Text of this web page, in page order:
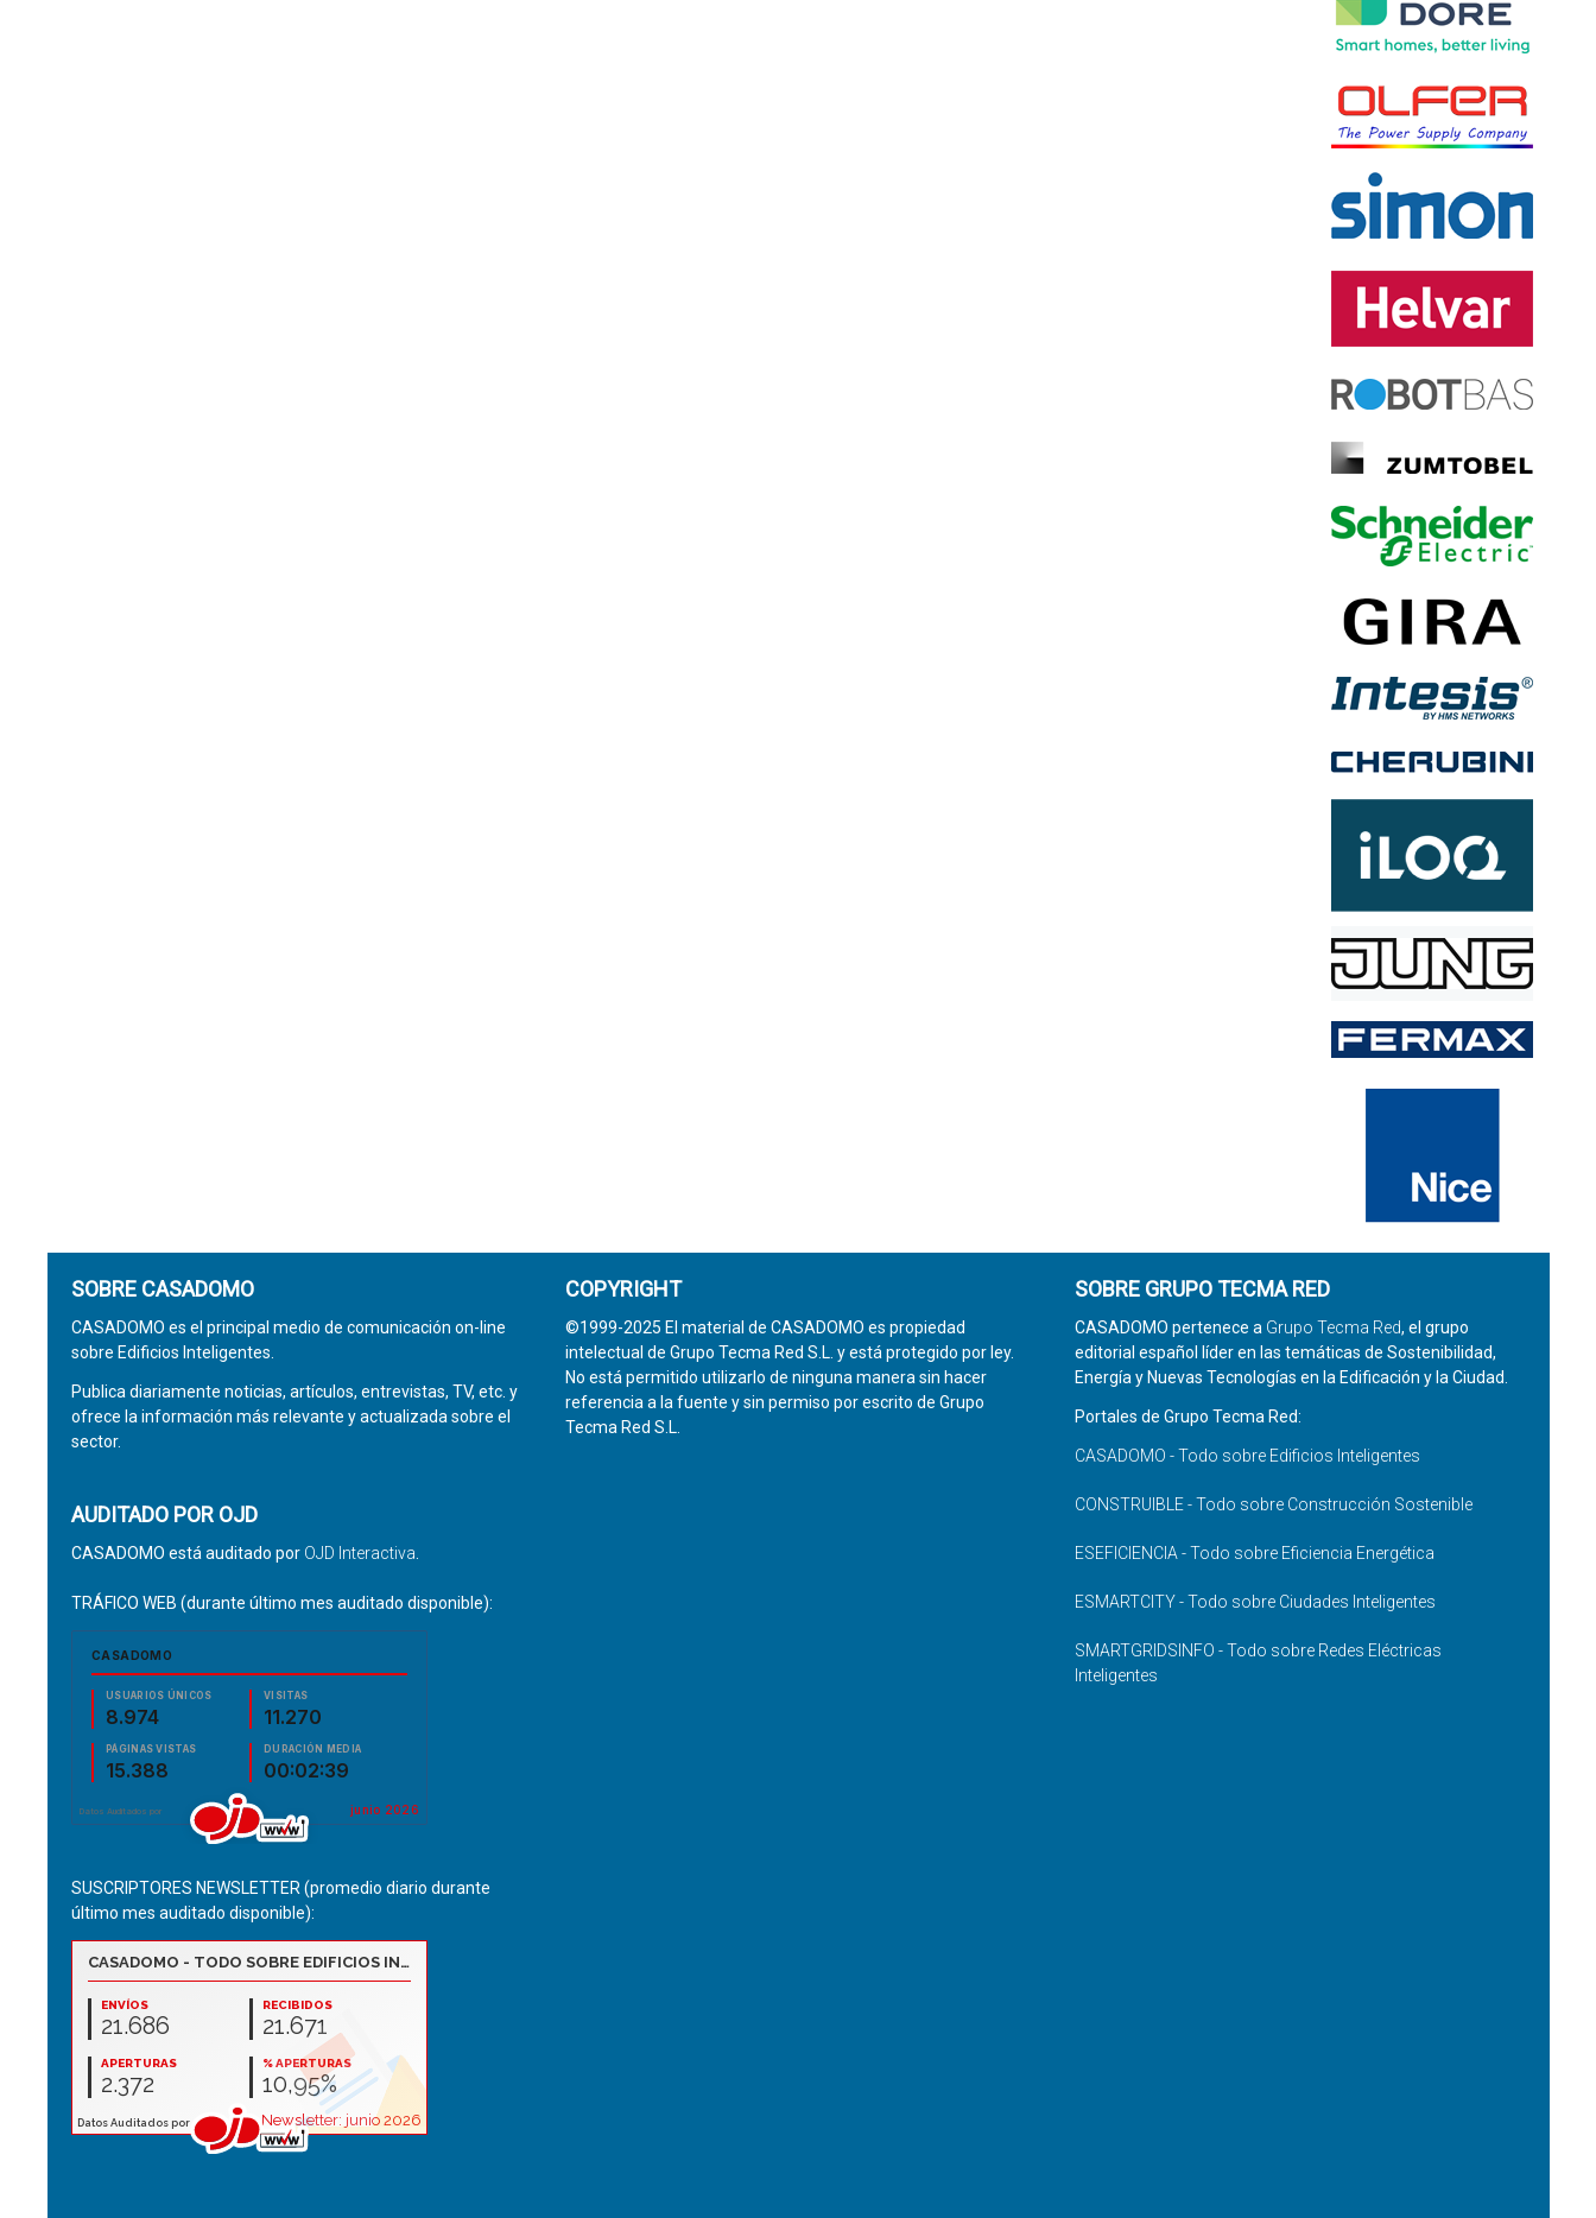
SOBRE CASADOMO
CASADOMO es el principal medio de comunicación on-line
sobre Edificios Inteligentes.
Publica diariamente noticias, artículos, entrevistas, TV, etc. y
ofrece la información más relevante y actualizada sobre el
sector.
AUDITADO POR OJD
CASADOMO está auditado por OJD Interactiva
TRÁFICO WEB (durante último mes auditado disponible):
SUSCRIPTORES NEWSLETTER (promedio diario durante
último mes auditado disponible):
COPYRIGHT
©1999-2025 El material de CASADOMO es propiedad
intelectual de Grupo Tecma Red S.L. y está protegido por ley.
No está permitido utilizarlo de ninguna manera sin hacer
referencia a la fuente y sin permiso por escrito de Grupo
Tecma Red S.L.
SOBRE GRUPO TECMA RED
CASADOMO pertenece a Grupo Tecma Red, el grupo
editorial español líder en las temáticas de Sostenibilidad,
Energía y Nuevas Tecnologías en la Edificación y la Ciudad.
Portales de Grupo Tecma Red:
CASADOMO - Todo sobre Edificios Inteligentes
CONSTRUIBLE - Todo sobre Construcción Sostenible
ESEFICIENCIA - Todo sobre Eficiencia Energética
ESMARTCITY - Todo sobre Ciudades Inteligentes
SMARTGRIDSINFO - Todo sobre Redes Eléctricas
Inteligentes